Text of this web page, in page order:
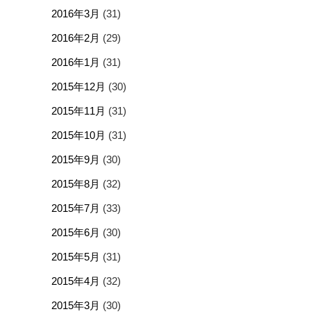
2016年3月 (31)
2016年2月 (29)
2016年1月 (31)
2015年12月 (30)
2015年11月 (31)
2015年10月 (31)
2015年9月 (30)
2015年8月 (32)
2015年7月 (33)
2015年6月 (30)
2015年5月 (31)
2015年4月 (32)
2015年3月 (30)